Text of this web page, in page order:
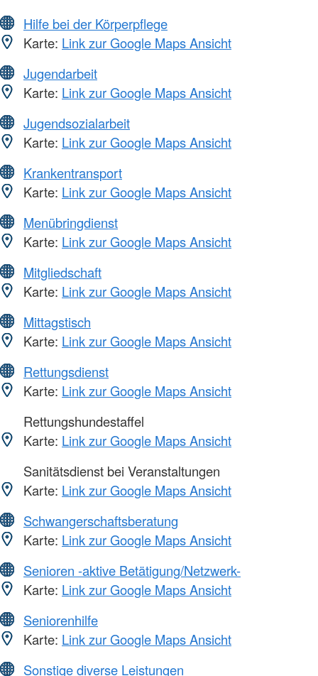
Hilfe bei der Körperpflege
Karte: Link zur Google Maps Ansicht
Jugendarbeit
Karte: Link zur Google Maps Ansicht
Jugendsozialarbeit
Karte: Link zur Google Maps Ansicht
Krankentransport
Karte: Link zur Google Maps Ansicht
Menübringdienst
Karte: Link zur Google Maps Ansicht
Mitgliedschaft
Karte: Link zur Google Maps Ansicht
Mittagstisch
Karte: Link zur Google Maps Ansicht
Rettungsdienst
Karte: Link zur Google Maps Ansicht
Rettungshundestaffel
Karte: Link zur Google Maps Ansicht
Sanitätsdienst bei Veranstaltungen
Karte: Link zur Google Maps Ansicht
Schwangerschaftsberatung
Karte: Link zur Google Maps Ansicht
Senioren -aktive Betätigung/Netzwerk-
Karte: Link zur Google Maps Ansicht
Seniorenhilfe
Karte: Link zur Google Maps Ansicht
Sonstige diverse Leistungen